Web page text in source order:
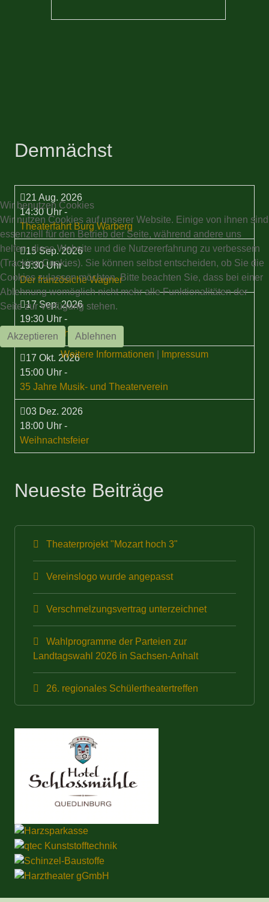
Demnächst
21 Aug. 2026
14:30 Uhr-
Theaterfahrt Burg Warberg
15 Sep. 2026
19:30 Uhr-
Der französiche Wagner
17 Sep. 2026
19:30 Uhr -
Stammtisch
17 Okt. 2026
15:00 Uhr -
35 Jahre Musik- und Theaterverein
03 Dez. 2026
18:00 Uhr -
Weihnachtsfeier
Neueste Beiträge
Theaterprojekt "Mozart hoch 3"
Vereinslogo wurde angepasst
Verschmelzungsvertrag unterzeichnet
Wahlprogramme der Parteien zur
Landtagswahl 2026 in Sachsen-Anhalt
26. regionales Schülertheatertreffen
Wir benutzen Cookies
Wir nutzen Cookies auf unserer Website. Einige von ihnen sind
essenziell für den Betrieb der Seite, während andere uns
helfen, diese Website und die Nutzererfahrung zu verbessern
(Tracking Cookies). Sie können selbst entscheiden, ob Sie die
Cookies zulassen möchten. Bitte beachten Sie, dass bei einer
Ablehnung womöglich nicht mehr alle Funktionalitäten der
Seite zur Verfügung stehen.
Akzeptieren
Ablehnen
Weitere Informationen
Impressum